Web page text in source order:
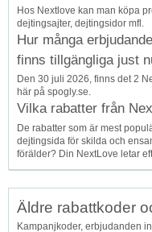
Hos Nextlove kan man köpa
dejtingsajter, dejtingsidor mfl.
Hur många
finns tillgängliga just
Den 30 juli 2026, finns det 2
här på spogly.se.
Vilka rabatter från
De rabatter som är mest
dejtingsida för skilda och
förälder? Din NextLove letar
Äldre rabattkoder
Kampanjkoder, erbjudanden